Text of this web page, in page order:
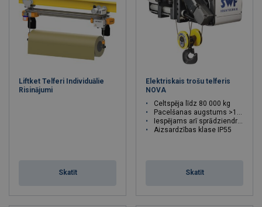
Liftket Telferi Individuālie
Risinājumi
Skatīt
Elektriskais trošu telferis
NOVA
Celtspēja līdz 80 000 kg
Pacelšanas augstums >100 m
Iespējams arī sprādziendrošs
Aizsardzības klase IP55
Skatīt